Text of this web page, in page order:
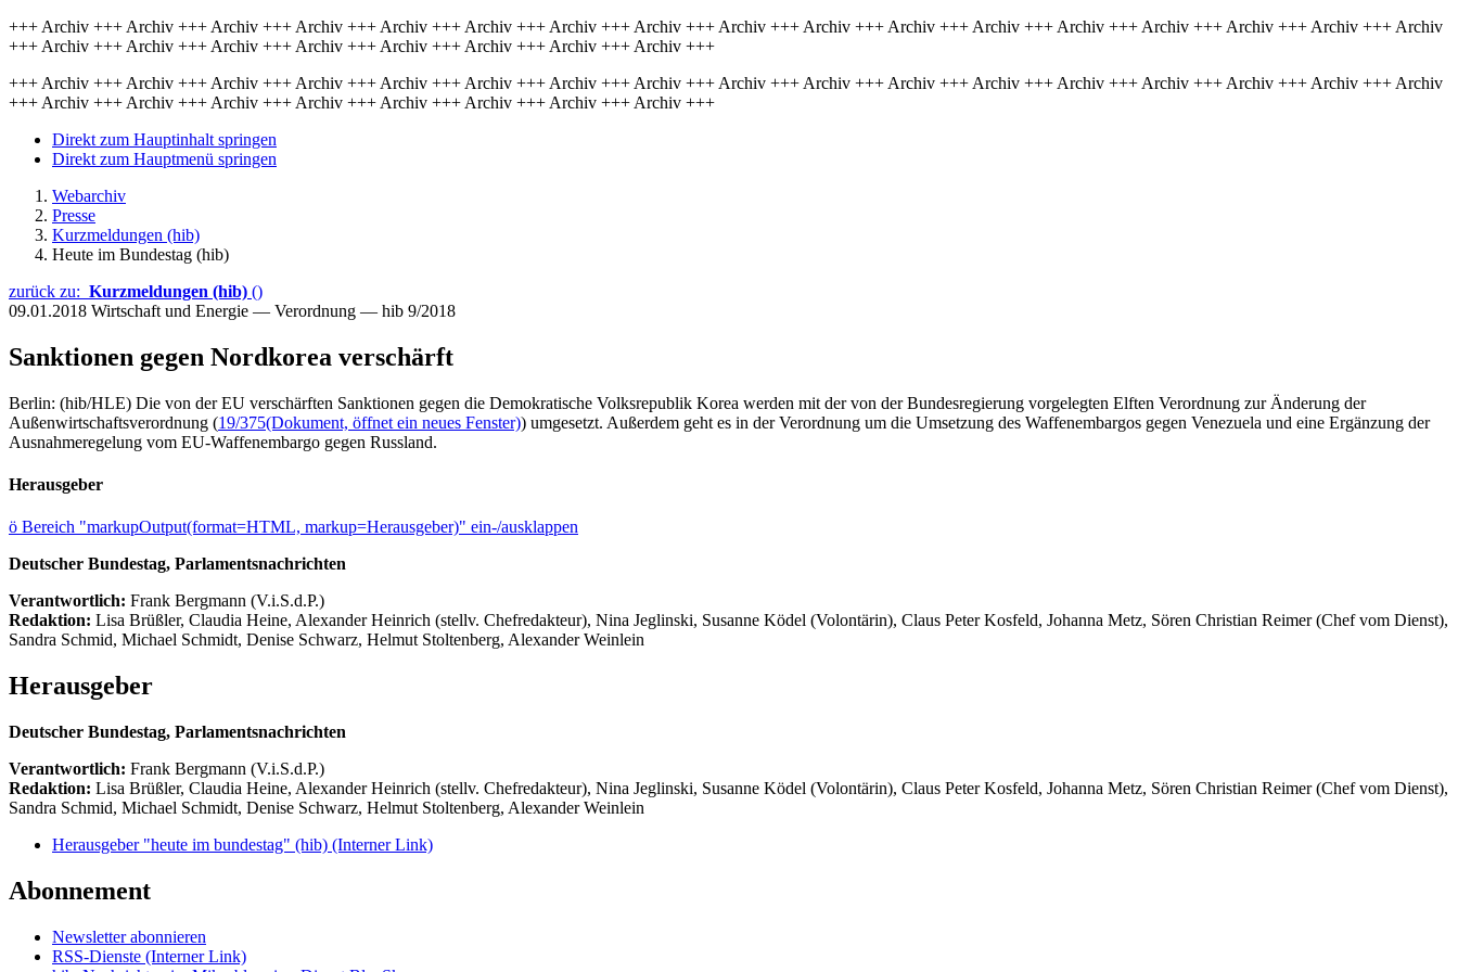
+++ Archiv +++ Archiv +++ Archiv +++ Archiv +++ Archiv +++ Archiv +++ Archiv +++ Archiv +++ Archiv +++ Archiv +++ Archiv +++ Archiv +++ Archiv +++ Archiv +++ Archiv +++ Archiv +++ Archiv
+++ Archiv +++ Archiv +++ Archiv +++ Archiv +++ Archiv +++ Archiv +++ Archiv +++ Archiv +++
+++ Archiv +++ Archiv +++ Archiv +++ Archiv +++ Archiv +++ Archiv +++ Archiv +++ Archiv +++ Archiv +++ Archiv +++ Archiv +++ Archiv +++ Archiv +++ Archiv +++ Archiv +++ Archiv +++ Archiv
+++ Archiv +++ Archiv +++ Archiv +++ Archiv +++ Archiv +++ Archiv +++ Archiv +++ Archiv +++
Direkt zum Hauptinhalt springen
Direkt zum Hauptmenü springen
Webarchiv
Presse
Kurzmeldungen (hib)
Heute im Bundestag (hib)
zurück zu: Kurzmeldungen (hib) ()
09.01.2018 Wirtschaft und Energie — Verordnung — hib 9/2018
Sanktionen gegen Nordkorea verschärft
Berlin: (hib/HLE) Die von der EU verschärften Sanktionen gegen die Demokratische Volksrepublik Korea werden mit der von der Bundesregierung vorgelegten Elften Verordnung zur Änderung der
Außenwirtschaftsverordnung (19/375(Dokument, öffnet ein neues Fenster)) umgesetzt. Außerdem geht es in der Verordnung um die Umsetzung des Waffenembargos gegen Venezuela und eine Ergänzung der
Ausnahmeregelung vom EU-Waffenembargo gegen Russland.
Herausgeber
ö Bereich "markupOutput(format=HTML, markup=Herausgeber)" ein-/ausklappen
Deutscher Bundestag, Parlamentsnachrichten
Verantwortlich: Frank Bergmann (V.i.S.d.P.)
Redaktion: Lisa Brüßler, Claudia Heine, Alexander Heinrich (stellv. Chefredakteur), Nina Jeglinski, Susanne Ködel (Volontärin), Claus Peter Kosfeld, Johanna Metz, Sören Christian Reimer (Chef vom Dienst),
Sandra Schmid, Michael Schmidt, Denise Schwarz, Helmut Stoltenberg, Alexander Weinlein
Herausgeber
Deutscher Bundestag, Parlamentsnachrichten
Verantwortlich: Frank Bergmann (V.i.S.d.P.)
Redaktion: Lisa Brüßler, Claudia Heine, Alexander Heinrich (stellv. Chefredakteur), Nina Jeglinski, Susanne Ködel (Volontärin), Claus Peter Kosfeld, Johanna Metz, Sören Christian Reimer (Chef vom Dienst),
Sandra Schmid, Michael Schmidt, Denise Schwarz, Helmut Stoltenberg, Alexander Weinlein
Herausgeber "heute im bundestag" (hib) (Interner Link)
Abonnement
Newsletter abonnieren
RSS-Dienste (Interner Link)